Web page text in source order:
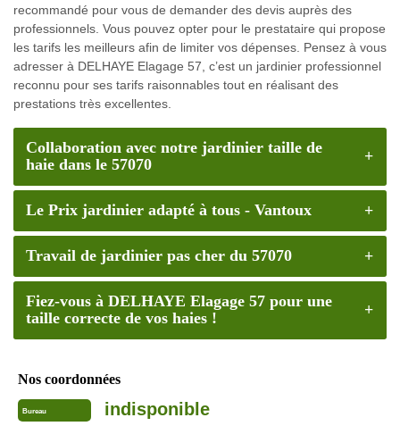
recommandé pour vous de demander des devis auprès des
professionnels. Vous pouvez opter pour le prestataire qui propose
les tarifs les meilleurs afin de limiter vos dépenses. Pensez à vous
adresser à DELHAYE Elagage 57, c’est un jardinier professionnel
reconnu pour ses tarifs raisonnables tout en réalisant des
prestations très excellentes.
Collaboration avec notre jardinier taille de
haie dans le 57070
Le Prix jardinier adapté à tous - Vantoux
Travail de jardinier pas cher du 57070
Fiez-vous à DELHAYE Elagage 57 pour une
taille correcte de vos haies !
Nos coordonnées
Bureau indisponible